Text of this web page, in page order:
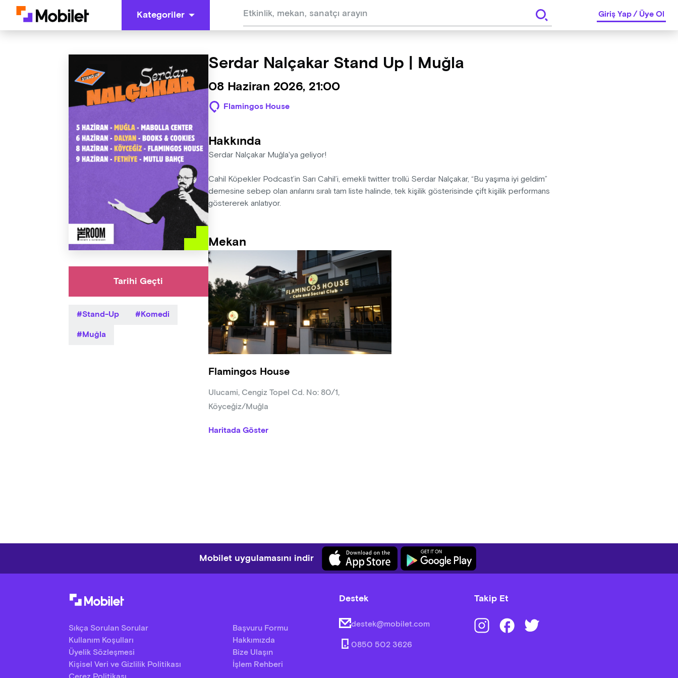
Kategoriler Giriş Yap/Üye Ol
Tarihi Geçti
Stand-Up
Komedi
Muğla
Serdar Nalçakar Stand Up | Muğla
08 Haziran 2026, 21:00
Flamingos House
Hakkında
Serdar Nalçakar Muğla'ya geliyor!
Cahil Köpekler Podcast’in Sarı Cahil’i, emekli twitter trollü Serdar Nalçakar, “Bu yaşıma iyi geldim”
demesine sebep olan anılarını sıralı tam liste halinde, tek kişilik gösterisinde çift kişilik performans
göstererek anlatıyor.
Mekan
Flamingos House
Ulucami, Cengiz Topel Cd. No: 80/1,
Köyceğiz/Muğla
Haritada Göster
Mobilet uygulamasını indir
Sıkça Sorulan Sorular
Kullanım Koşulları
Üyelik Sözleşmesi
Kişisel Veri ve Gizlilik Politikası
Başvuru Formu
Hakkımızda
Bize Ulaşın
İşlem Rehberi
Destek
destek@mobilet.com
0850 502 3626
Takip Et